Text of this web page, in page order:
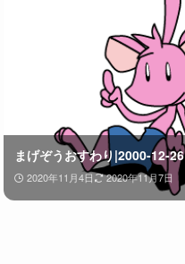
まげぞうおすわり|2000-12-26
2020年11月4日 2020年11月7日